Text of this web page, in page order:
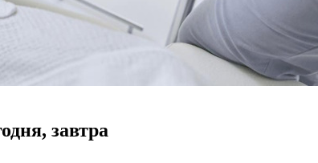
завтра